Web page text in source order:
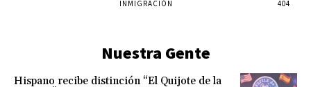
INMIGRACIÓN
404
Nuestra Gente
Hispano recibe distinción “El Quijote de la